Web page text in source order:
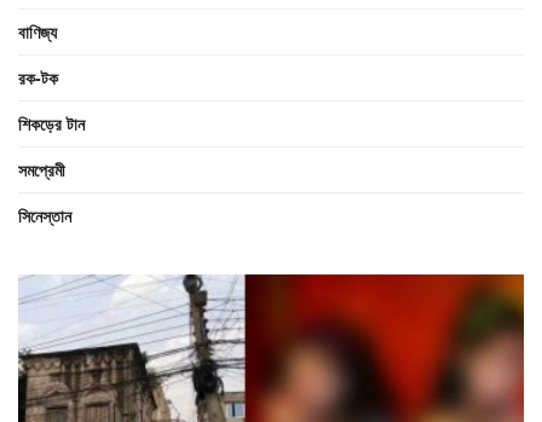
বাণিজ্য
রক-টক
শিকড়ের টান
সমপ্রেমী
সিনেস্তান